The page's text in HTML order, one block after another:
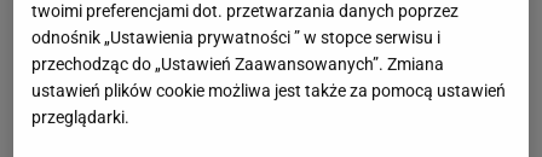
twoimi preferencjami dot. przetwarzania danych poprzez
odnośnik „Ustawienia prywatności ” w stopce serwisu i
przechodząc do „Ustawień Zaawansowanych”. Zmiana
ustawień plików cookie możliwa jest także za pomocą ustawień
przeglądarki.